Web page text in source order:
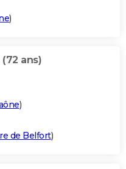
)
(72 ans)
)
de Belfort)